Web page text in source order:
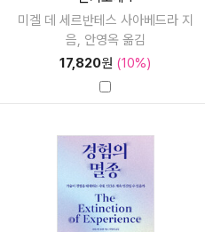
미겔 데 세르반테스 사아베드라 지
음, 안영옥 옮김
17,820원 (10%)